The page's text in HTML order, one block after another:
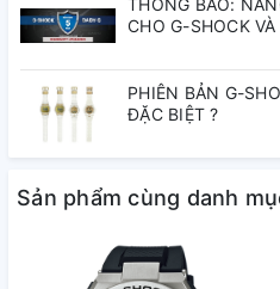
THÔNG BÁO:
CHO G-SHOCK VÀ
PHIÊN BẢN G-
ĐẶC BIỆT ?
Sản phẩm cùng danh